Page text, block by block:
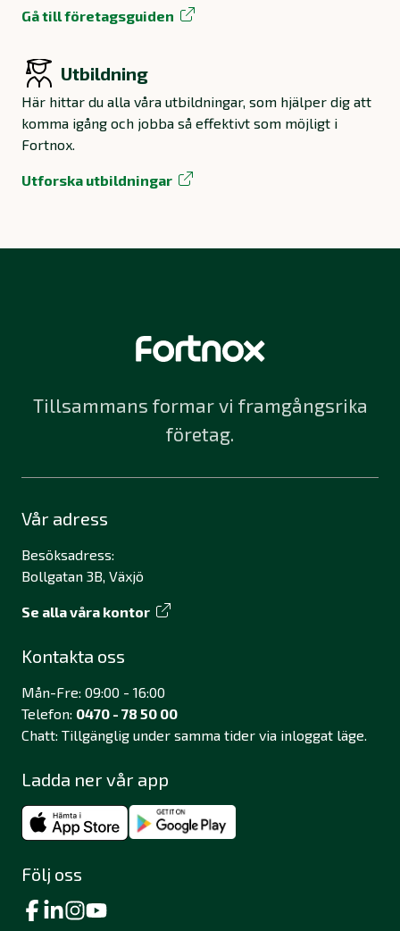
Gå till företagsguiden
Utbildning
Här hittar du alla våra utbildningar, som hjälper dig att
komma igång och jobba så effektivt som möjligt i
Fortnox.
Utforska utbildningar
Tillsammans formar vi framgångsrika
företag.
Vår adress
Besöksadress:
Bollgatan 3B, Växjö
Se alla våra kontor
Kontakta oss
Mån-Fre: 09:00 - 16:00
Telefon: 0470 - 78 50 00
Chatt: Tillgänglig under samma tider via inloggat läge.
Ladda ner vår app
Följ oss